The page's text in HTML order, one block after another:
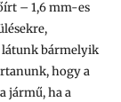
– 1,6 mm-es
látunk bármelyik
hogy a
jármű, ha a